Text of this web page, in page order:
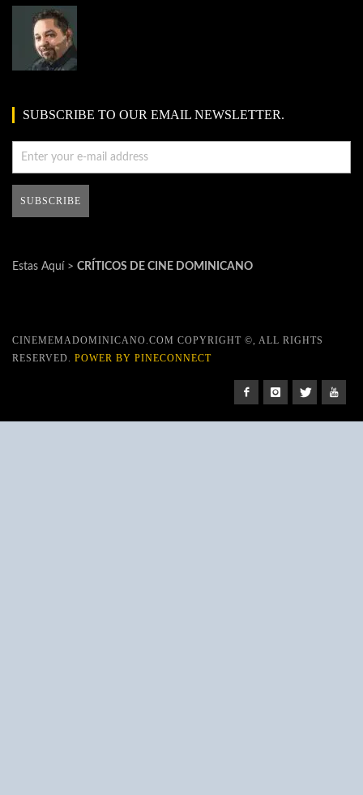
SUBSCRIBE TO OUR EMAIL NEWSLETTER.
Estas Aquí > CRÍTICOS DE CINE DOMINICANO
CINEMEMADOMINICANO.COM COPYRIGHT ©, ALL RIGHTS
RESERVED. POWER BY PINECONNECT